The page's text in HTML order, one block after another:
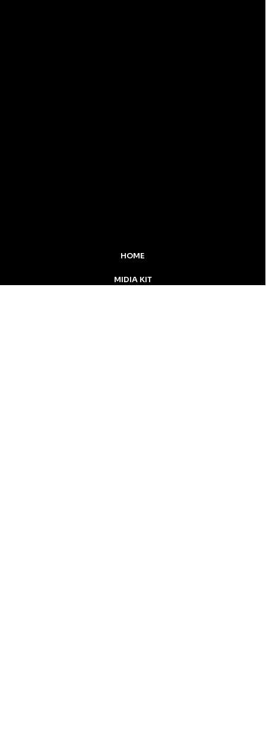
HOME
MIDIA KIT